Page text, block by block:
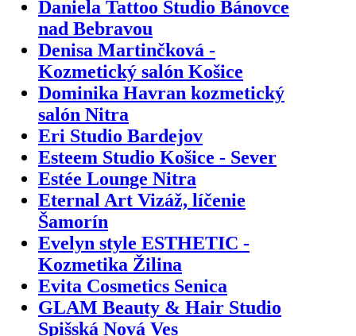
Daniela Tattoo Studio Bánovce
nad Bebravou
Denisa Martinčková -
Kozmetický salón Košice
Dominika Havran kozmetický
salón Nitra
Eri Studio Bardejov
Esteem Studio Košice - Sever
Estée Lounge Nitra
Eternal Art Vizáž, líčenie
Šamorín
Evelyn style ESTHETIC -
Kozmetika Žilina
Evita Cosmetics Senica
GLAM Beauty & Hair Studio
Spišská Nová Ves